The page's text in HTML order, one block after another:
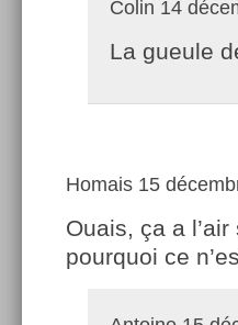
Colin 14
La gueule
Homais 15
Ouais, ça a
pourquoi ce